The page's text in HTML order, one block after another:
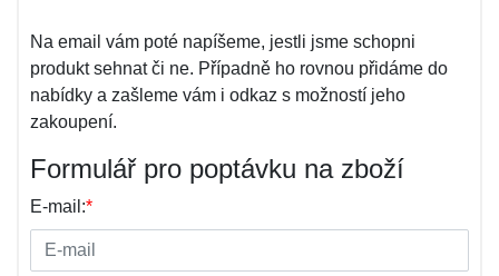
Na email vám poté napíšeme, jestli jsme schopni
produkt sehnat či ne. Případně ho rovnou přidáme do
nabídky a zašleme vám i odkaz s možností jeho
zakoupení.
Formulář pro poptávku na zboží
E-mail:*